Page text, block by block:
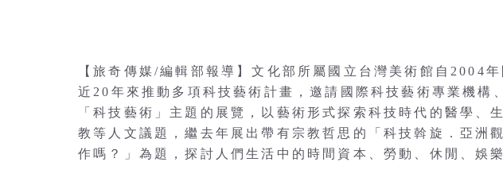
【旅奇傳媒/編輯部報導】文化部所屬國立台灣美術館自2004
近20年來推動多項科技藝術計畫，邀請國際科技藝術專業機構
「科技藝術」主題的展覽，以藝術形式探索科技時代的醫學、
教等人文議題，繼去年展出帶有宗教哲思的「科技斡旋．亞洲
作嗎？」為題，探討人們生活中的時間資本、勞動、休閒、娛